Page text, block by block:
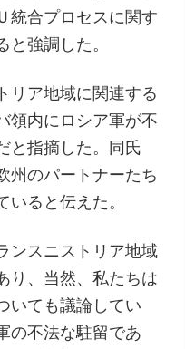
統合プロセスに関す
と強調した。
リア地域に関連する
領内にロシア軍が不
と指摘した。同氏
州のパートナーたち
いると伝えた。
ンスニストリア地域
り、当然、私たちは
いても議論してい
の不法な駐留であ